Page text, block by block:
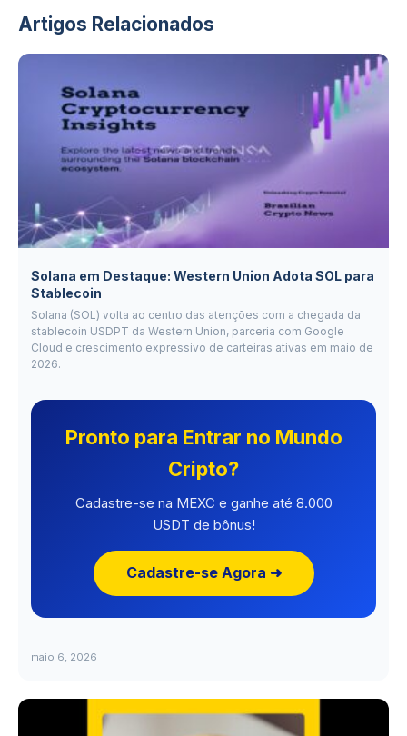
Artigos Relacionados
Solana em Destaque: Western Union Adota SOL para
Stablecoin
Solana (SOL) volta ao centro das atenções com a chegada da
stablecoin USDPT da Western Union, parceria com Google
Cloud e crescimento expressivo de carteiras ativas em maio de
2026.
Pronto para Entrar no Mundo
Cripto?
Cadastre-se na MEXC e ganhe até 8.000
USDT de bônus!
Cadastre-se Agora ➜
maio 6, 2026